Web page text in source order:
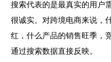
搜索代表的是最真实的用
很诚实。对跨境电商来说，
红，什么产品的销售旺季，
通过搜索数据直接反映。